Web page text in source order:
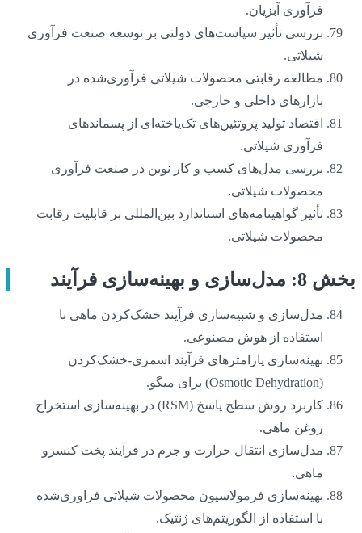
فرآوری آبزیان.
بررسی تأثیر سیاست‌های دولتی بر توسعه صنعت فرآوری
شیلاتی.
مطالعه رقابتی محصولات شیلاتی فرآوری‌شده در
بازارهای داخلی و خارجی.
اقتصاد تولید پروتئین‌های تک‌یاخته‌ای از پسماندهای
فرآوری شیلاتی.
بررسی مدل‌های کسب و کار نوین در صنعت فرآوری
محصولات شیلاتی.
تأثیر گواهینامه‌های استاندارد بین‌المللی بر قابلیت رقابت
محصولات شیلاتی.
بخش 8: مدل‌سازی و بهینه‌سازی فرآیند
مدل‌سازی و شبیه‌سازی فرآیند خشک‌کردن ماهی با
استفاده از هوش مصنوعی.
بهینه‌سازی پارامترهای فرآیند اسمزی-خشک‌کردن
(Osmotic Dehydration) برای میگو.
کاربرد روش سطح پاسخ (RSM) در بهینه‌سازی استخراج
روغن ماهی.
مدل‌سازی انتقال حرارت و جرم در فرآیند پخت کنسرو
ماهی.
بهینه‌سازی فرمولاسیون محصولات شیلاتی فراوری‌شده
با استفاده از الگوریتم‌های ژنتیک.